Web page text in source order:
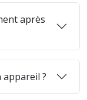
après
?